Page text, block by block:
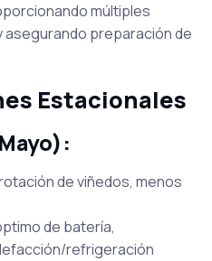
múltiples
preparación de
Estacionales
de viñedos, menos
de batería,
refrigeración